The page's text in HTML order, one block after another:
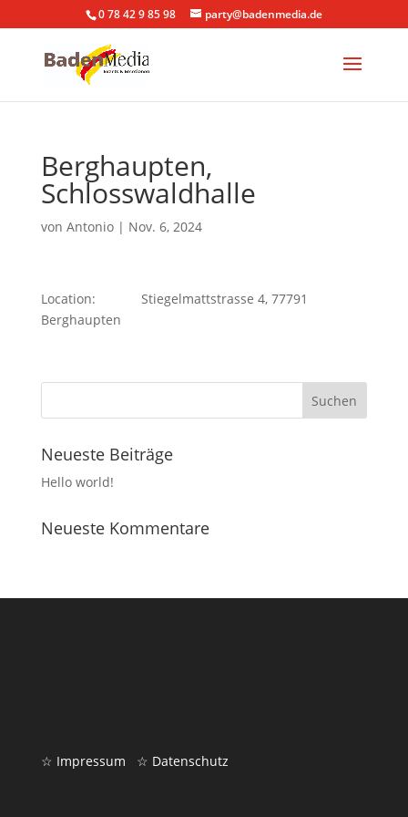
0 78 42 9 85 98 party@badenmedia.de
Berghaupten,
Schlosswaldhalle
von Antonio| Nov. 6, 2024
Location:
Stiegelmattstrasse 4, 77791
Berghaupten
Neueste Beiträge
Hello world!
Neueste Kommentare
☆ Impressum ☆ Datenschutz